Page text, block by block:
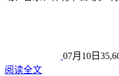
07月10日
阅读全文